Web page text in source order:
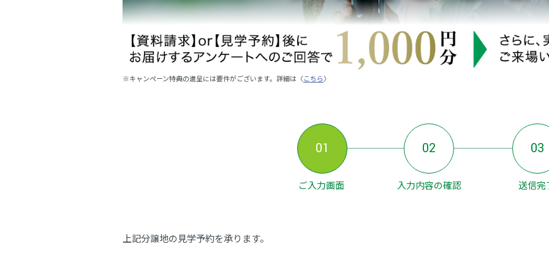
※キャンペーン特典の進呈には要件がございます。詳細は〈こちら〉
01
ご入力画面
02
入力内容の確認
03
送信完
上記分譲地の見学予約を承ります。